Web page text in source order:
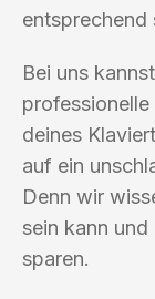
entsprechend
Bei uns
deines
auf ein
Denn wir
sein kann
sparen.